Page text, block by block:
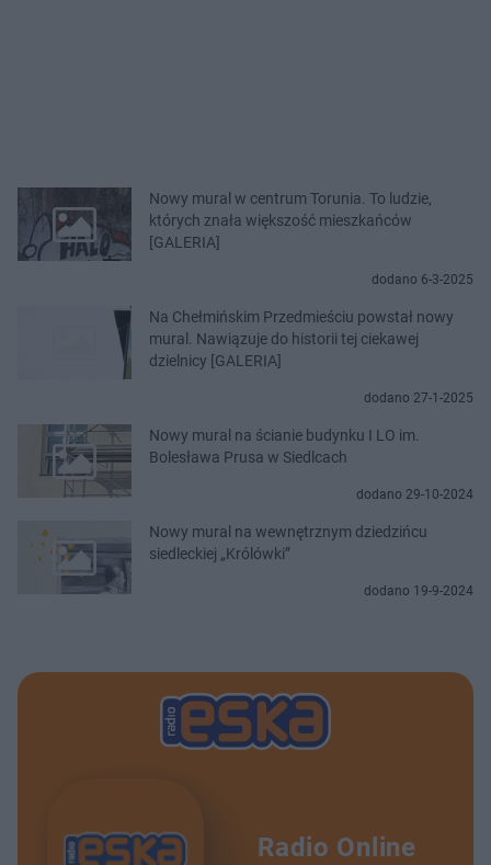
Nowy mural w centrum Torunia. To ludzie,
których znała większość mieszkańców
[GALERIA]
dodano 6-3-2025
Na Chełmińskim Przedmieściu powstał nowy
mural. Nawiązuje do historii tej ciekawej
dzielnicy [GALERIA]
dodano 27-1-2025
Nowy mural na ścianie budynku I LO im.
Bolesława Prusa w Siedlcach
dodano 29-10-2024
Nowy mural na wewnętrznym dziedzińcu
siedleckiej „Królówki”
dodano 19-9-2024
Radio Online